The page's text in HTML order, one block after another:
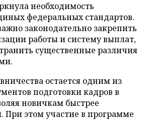
необходимость
федеральных стандартов.
законодательно закрепить
работы и систему выплат,
существенные различия
остается одним из
подготовки кадров в
новичкам быстрее
При этом участие в программе